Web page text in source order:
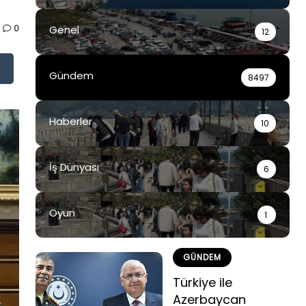
0 Genel 12
Gündem 8497
Haberler 10
İş Dünyası 6
Oyun 1
GÜNDEM
Türkiye ile
Azerbaycan